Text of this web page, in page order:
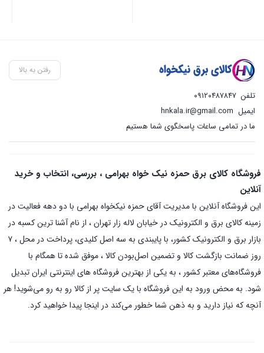
رفتن به بالا
تلفن ۰۹۱۲۰۴۸۷۸۴۷
ایمیل hnkala.ir@gmail.com
ما در تمامی ساعات پاسخگوی شما هستیم
فروشگاه کالای برق حمزه نیک خواه بهرامی ، بررسی، انتخاب و خرید
آنلاین
این فروشگاه آنلاین با مدیریت آقای حمزه نیکخواه بهرامی با دو دهه فعالیت در
زمینه کالای برق و الکترونیک در خیابان لاله زار تهران ، از نام آشنا ترین کسبه در
بازار برق و الکترونیک کشور، با پایبندی به سه اصل کلیدی، پرداخت در محل ، ۷
روز ضمانت بازگشت کالا و تضمین اصل‌بودن کالا ، موفق شده تا همگام با
فروشگاه‌های معتبر کشور ، به یکی از بهترین فروشگاه های اینترنتی ایران تبدیل
شود. به محض ورود به این فروشگاه با یک سایت پر از کالا رو به رو می‌شوید! هر
آنچه که نیاز دارید و به ذهن شما خطور می‌کند در اینجا پیدا خواهید کرد.